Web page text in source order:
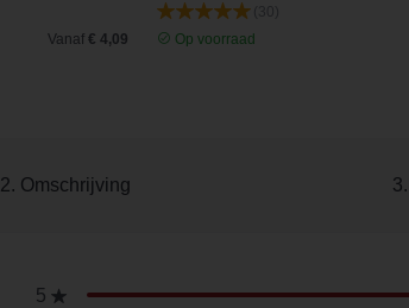
Vanaf € 4,09
Op voorraad
2. Omschrijving
5